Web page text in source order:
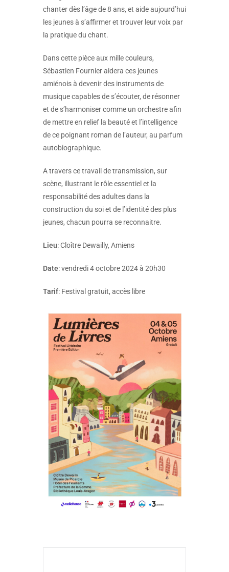
chanter dès l’âge de 8 ans, et aide aujourd’hui
les jeunes à s’affirmer et trouver leur voix par
la pratique du chant.
Dans cette pièce aux mille couleurs,
Sébastien Fournier aidera ces jeunes
amiénois à devenir des instruments de
musique capables de s’écouter, de résonner
et de s’harmoniser comme un orchestre afin
de mettre en relief la beauté et l’intelligence
de ce poignant roman de l’auteur, au parfum
autobiographique.
A travers ce travail de transmission, sur
scène, illustrant le rôle essentiel et la
responsabilité des adultes dans la
construction du soi et de l’identité des plus
jeunes, chacun pourra se reconnaitre.
Lieu: Cloître Dewailly, Amiens
Date: vendredi 4 octobre 2024 à 20h30
Tarif: Festival gratuit, accès libre